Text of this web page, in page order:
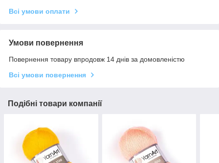
Всі умови оплати
Умови повернення
Повернення товару впродовж 14 днів за домовленістю
Всі умови повернення
Подібні товари компанії